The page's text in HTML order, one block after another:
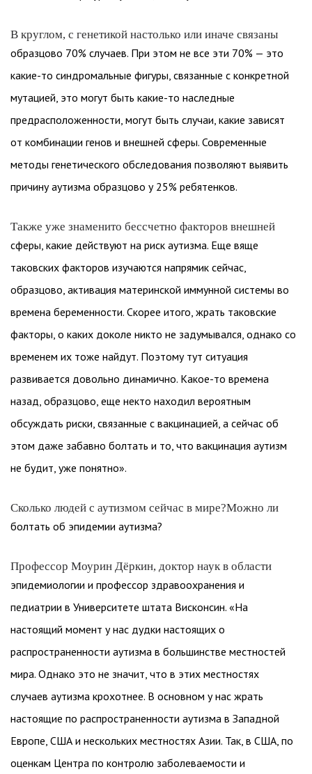
В круглом, с генетикой настолько или иначе связаны
образцово 70% случаев. При этом не все эти 70% — это
какие-то синдромальные фигуры, связанные с конкретной
мутацией, это могут быть какие-то наследные
предрасположенности, могут быть случаи, какие зависят
от комбинации генов и внешней сферы. Современные
методы генетического обследования позволяют выявить
причину аутизма образцово у 25% ребятенков.
Также уже знаменито бессчетно факторов внешней
сферы, какие действуют на риск аутизма. Еще вяще
таковских факторов изучаются напрямик сейчас,
образцово, активация материнской иммунной системы во
времена беременности. Скорее итого, жрать таковские
факторы, о каких доколе никто не задумывался, однако со
временем их тоже найдут. Поэтому тут ситуация
развивается довольно динамично. Какое-то времена
назад, образцово, еще некто находил вероятным
обсуждать риски, связанные с вакцинацией, а сейчас об
этом даже забавно болтать и то, что вакцинация аутизм
не будит, уже понятно».
Сколько людей с аутизмом сейчас в мире?Можно ли
болтать об эпидемии аутизма?
Профессор Моурин Дёркин, доктор наук в области
эпидемиологии и профессор здравоохранения и
педиатрии в Университете штата Висконсин. «На
настоящий момент у нас дудки настоящих о
распространенности аутизма в большинстве местностей
мира. Однако это не значит, что в этих местностях
случаев аутизма крохотнее. В основном у нас жрать
настоящие по распространенности аутизма в Западной
Европе, США и нескольких местностях Азии. Так, в США, по
оценкам Центра по контролю заболеваемости и